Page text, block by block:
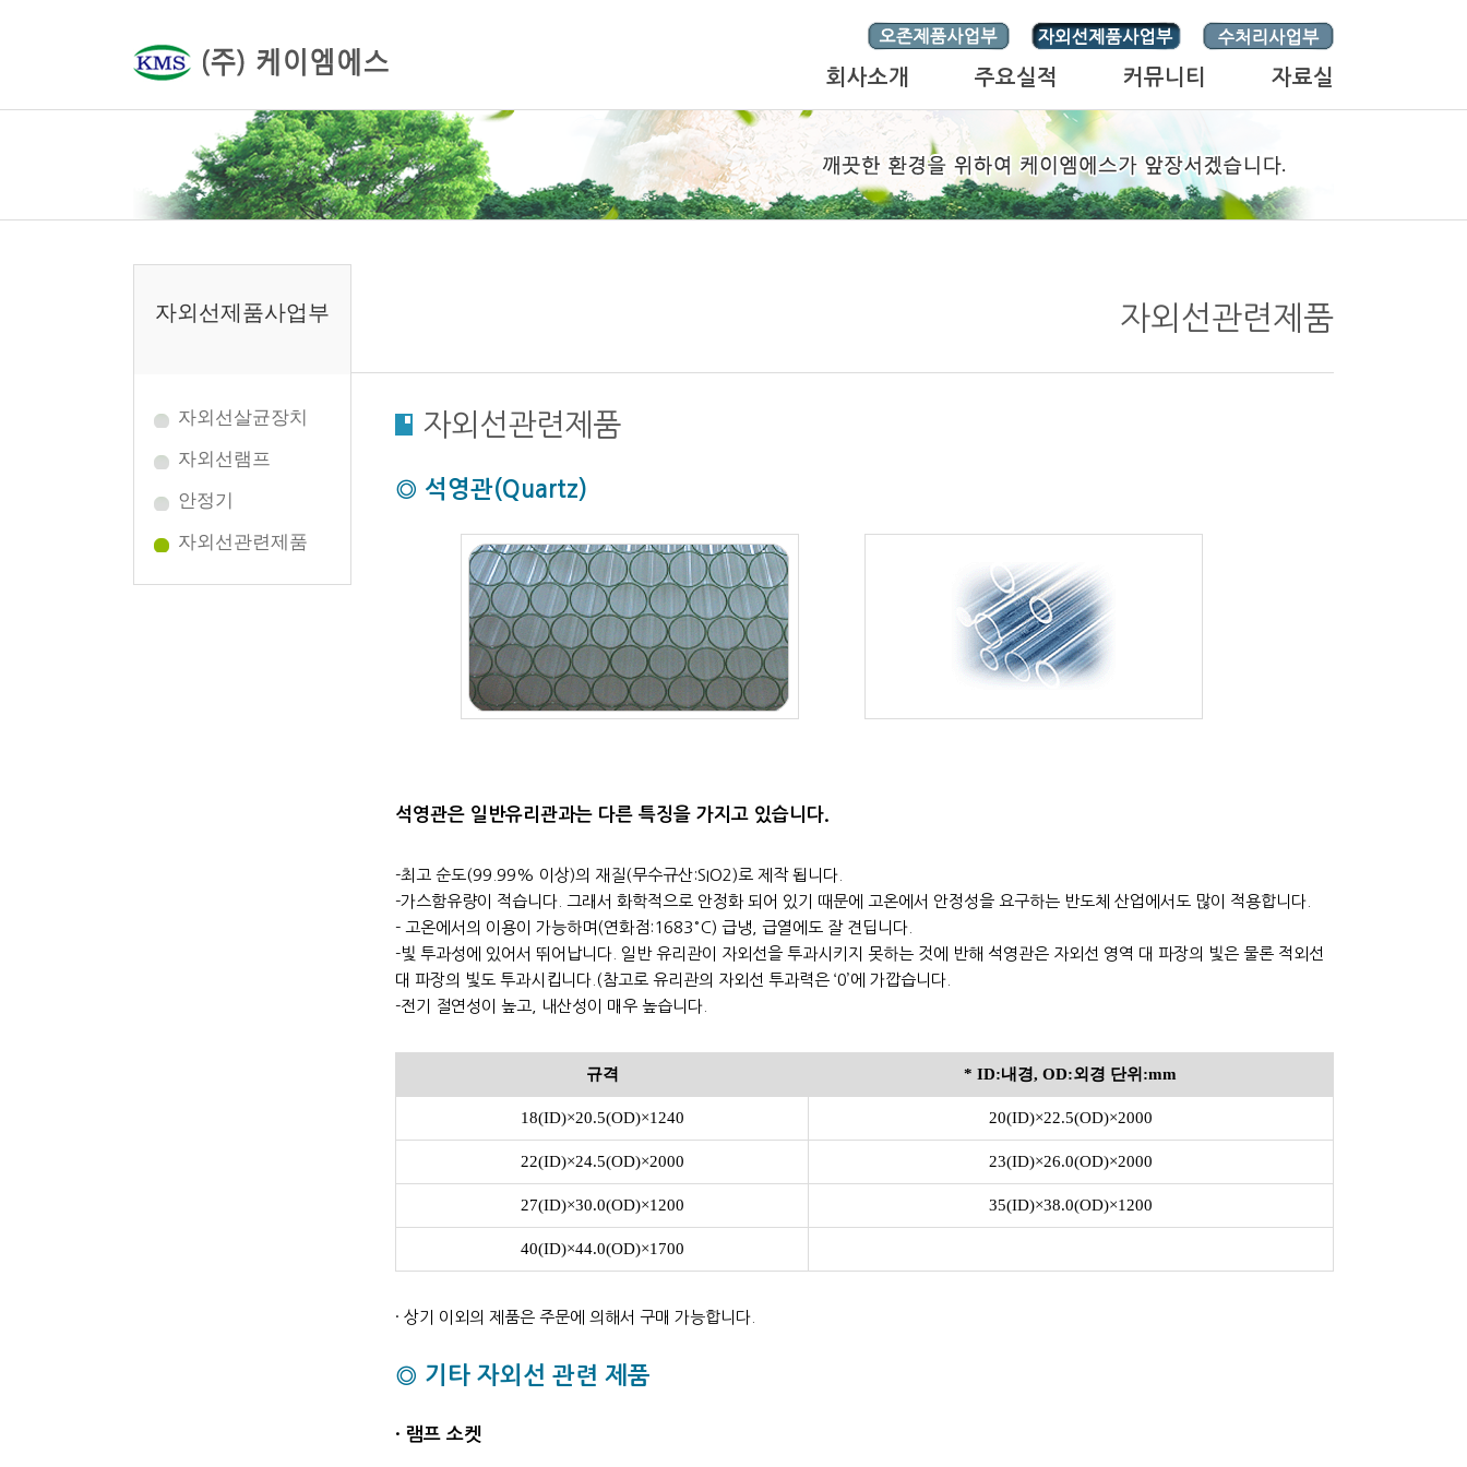
회사소개 주요실적 커뮤니티 자료실
자외선제품사업부
자외선살균장치
자외선램프
안정기
자외선관련제품
자외선관련제품
자외선관련제품
◎ 석영관(Quartz)
석영관은 일반유리관과는 다른 특징을 가지고 있습니다.
-최고 순도(99.99% 이상)의 재질(무수규산:SIO2)로 제작 됩니다.
-가스함유량이 적습니다. 그래서 화학적으로 안정화 되어 있기 때문에 고온에서 안정성을 요구하는 반도체 산업에서도 많이 적용합니다.
- 고온에서의 이용이 가능하며(연화점:1683°C) 급냉, 급열에도 잘 견딥니다.
-빛 투과성에 있어서 뛰어납니다. 일반 유리관이 자외선을 투과시키지 못하는 것에 반해 석영관은 자외선 영역 대 파장의 빛은 물론 적외선
대 파장의 빛도 투과시킵니다.(참고로 유리관의 자외선 투과력은 ‘0’에 가깝습니다.
-전기 절연성이 높고, 내산성이 매우 높습니다.
규격 * ID:내경, OD:외경 단위:mm
18(ID)×20.5(OD)×1240 20(ID)×22.5(OD)×2000
22(ID)×24.5(OD)×2000 23(ID)×26.0(OD)×2000
27(ID)×30.0(OD)×1200 35(ID)×38.0(OD)×1200
40(ID)×44.0(OD)×1700
· 상기 이외의 제품은 주문에 의해서 구매 가능합니다.
◎ 기타 자외선 관련 제품
· 램프 소켓